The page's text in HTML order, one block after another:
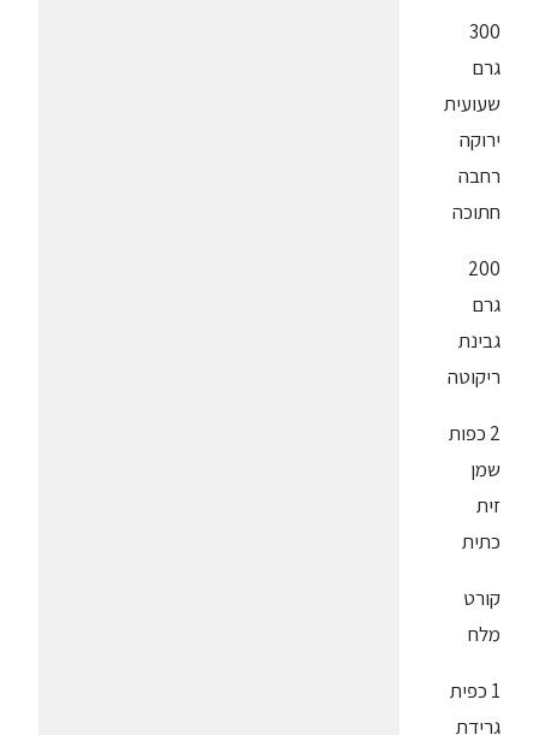
300
גרם
שעועית
ירוקה
רחבה
חתוכה
200
גרם
גבינת
ריקוטה
2 כפות
שמן
זית
כתית
קורט
מלח
1 כפית
גרידת